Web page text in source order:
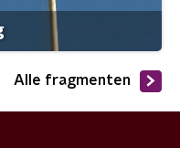
Alle fragmenten